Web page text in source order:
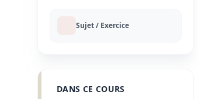
Sujet / Exercice
DANS CE COURS